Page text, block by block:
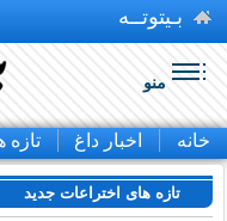
بـیتوتــه
منو
خانه اخبار داغ تازه
تازه های اختراعات جدید